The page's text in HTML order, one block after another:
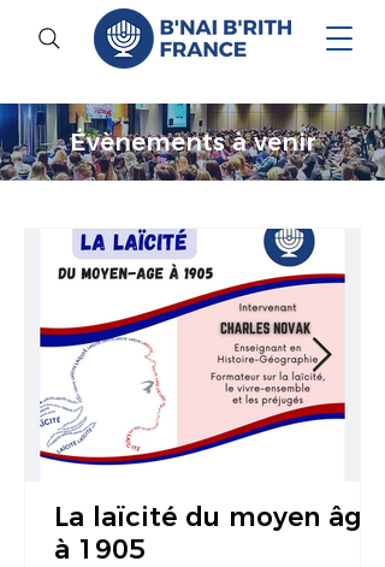
Évènements à venir
La laïcité du moyen âge
à 1905